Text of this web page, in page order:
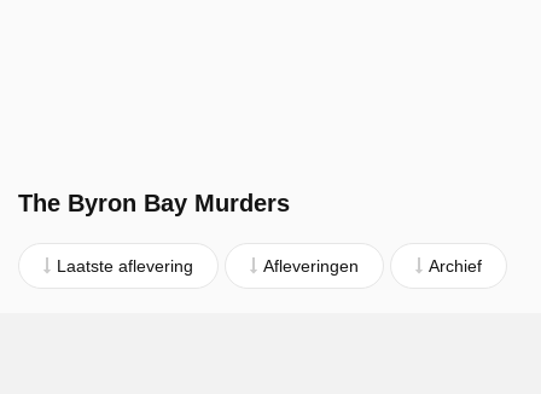
The Byron Bay Murders
Laatste aflevering Afleveringen Archief